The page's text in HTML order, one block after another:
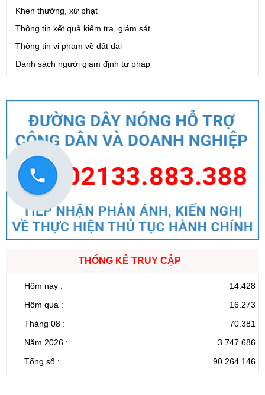
Khen thưởng, xử phạt
Thông tin kết quả kiểm tra, giám sát
Thông tin vi phạm về đất đai
Danh sách người giám định tư pháp
THỐNG KÊ TRUY CẬP
Hôm nay :
14.428
Hôm qua :
16.273
Tháng 08 :
70.381
Năm 2026 :
3.747.686
Tổng số :
90.264.146